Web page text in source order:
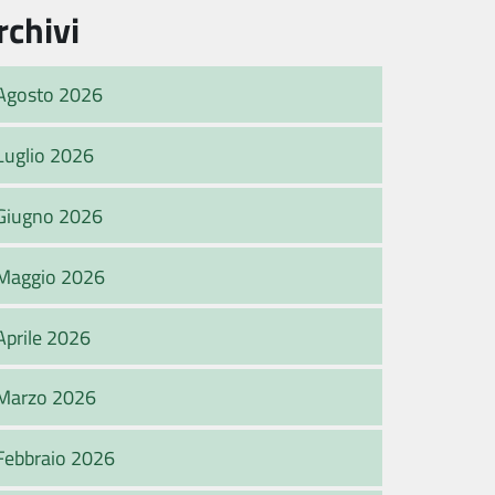
2026
2026
2026
2026
2026
2026
2026